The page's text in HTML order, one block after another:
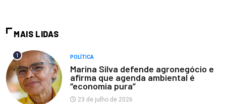
MAIS LIDAS
1 POLÍTICA
Marina Silva defende agronegócio e
afirma que agenda ambiental é
“economia pura”
23 de julho de 2026